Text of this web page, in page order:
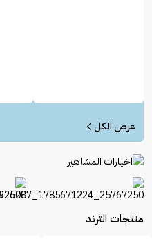
عرض الكل
منتجات الترند